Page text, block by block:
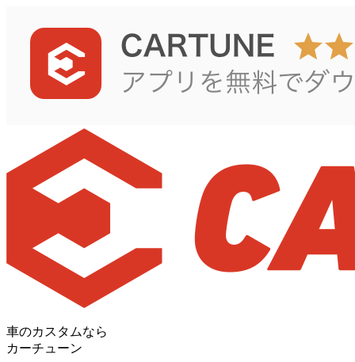
車のカスタムなら
カーチューン